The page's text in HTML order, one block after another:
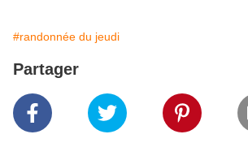
#randonnée du jeudi
Partager